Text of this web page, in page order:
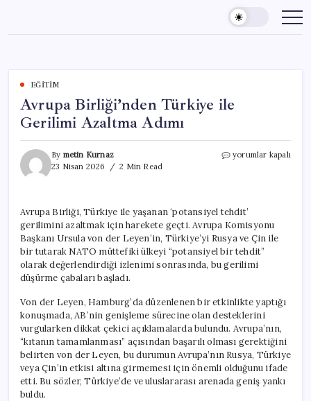
content
EĞITIM
Avrupa Birliği’nden Türkiye ile
Gerilimi Azaltma Adımı
By metin Kurnaz
23 Nisan 2026
2 Min Read
Avrupa
Azaltma
Adımı
için
yorumlar kapalı
Avrupa Birliği, Türkiye ile yaşanan ‘potansiyel tehdit’
gerilimini azaltmak için harekete geçti. Avrupa Komisyonu
Başkanı Ursula von der Leyen’in, Türkiye’yi Rusya ve Çin ile
bir tutarak NATO müttefiki ülkeyi “potansiyel bir tehdit”
olarak değerlendirdiği izlenimi sonrasında, bu gerilimi
düşürme çabaları başladı.
Von der Leyen, Hamburg’da düzenlenen bir etkinlikte yaptığı
konuşmada, AB’nin genişleme sürecine olan desteklerini
vurgularken dikkat çekici açıklamalarda bulundu. Avrupa’nın,
“kıtanın tamamlanması” açısından başarılı olması gerektiğini
belirten von der Leyen, bu durumun Avrupa’nın Rusya, Türkiye
veya Çin’in etkisi altına girmemesi için önemli olduğunu ifade
etti. Bu sözler, Türkiye’de ve uluslararası arenada geniş yankı
buldu.